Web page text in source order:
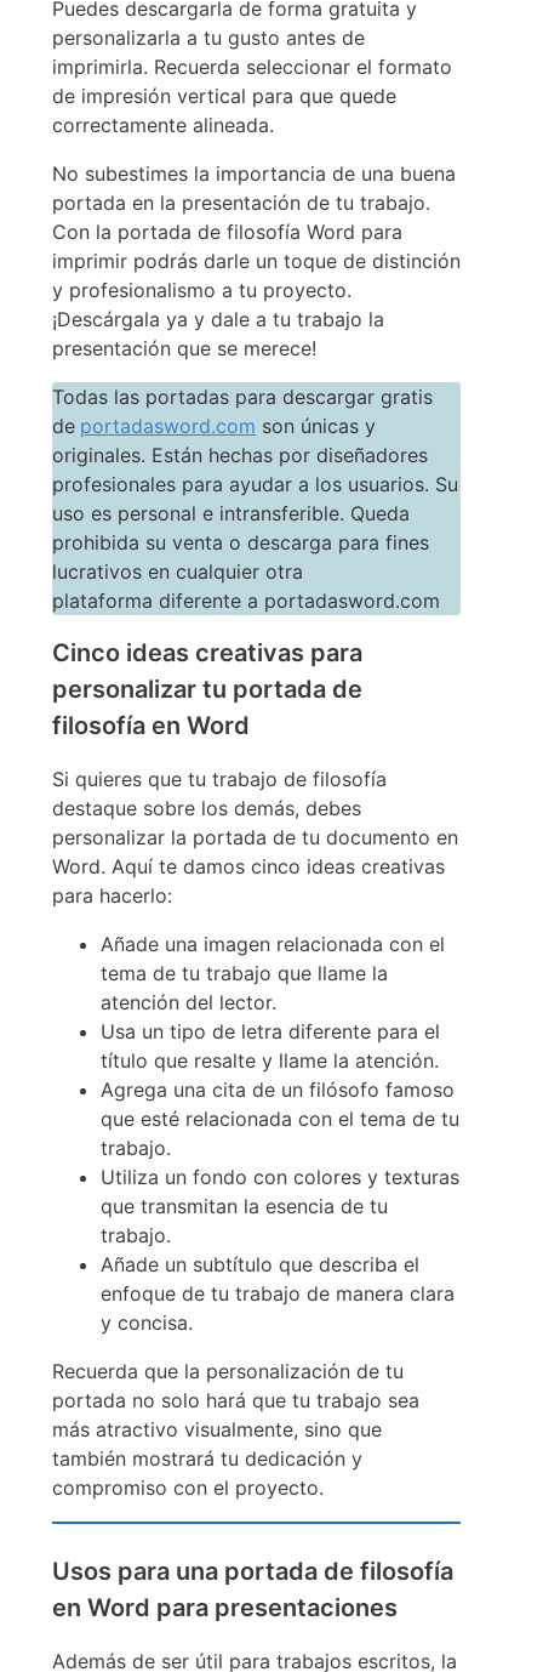
Puedes descargarla de forma gratuita y
personalizarla a tu gusto antes de
imprimirla. Recuerda seleccionar el formato
de impresión vertical para que quede
correctamente alineada.
No subestimes la importancia de una buena
portada en la presentación de tu trabajo.
Con la portada de filosofía Word para
imprimir podrás darle un toque de distinción
y profesionalismo a tu proyecto.
¡Descárgala ya y dale a tu trabajo la
presentación que se merece!
Todas las portadas para descargar gratis
de portadasword.com son únicas y
originales. Están hechas por diseñadores
profesionales para ayudar a los usuarios. Su
uso es personal e intransferible. Queda
prohibida su venta o descarga para fines
lucrativos en cualquier otra
plataforma diferente a portadasword.com
Cinco ideas creativas para
personalizar tu portada de
filosofía en Word
Si quieres que tu trabajo de filosofía
destaque sobre los demás, debes
personalizar la portada de tu documento en
Word. Aquí te damos cinco ideas creativas
para hacerlo:
Añade una imagen relacionada con el
tema de tu trabajo que llame la
atención del lector.
Usa un tipo de letra diferente para el
título que resalte y llame la atención.
Agrega una cita de un filósofo famoso
que esté relacionada con el tema de tu
trabajo.
Utiliza un fondo con colores y texturas
que transmitan la esencia de tu
trabajo.
Añade un subtítulo que describa el
enfoque de tu trabajo de manera clara
y concisa.
Recuerda que la personalización de tu
portada no solo hará que tu trabajo sea
más atractivo visualmente, sino que
también mostrará tu dedicación y
compromiso con el proyecto.
Usos para una portada de filosofía
en Word para presentaciones
Además de ser útil para trabajos escritos, la